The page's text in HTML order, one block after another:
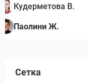
Кудерметова В.
Паолини Ж.
Сетка